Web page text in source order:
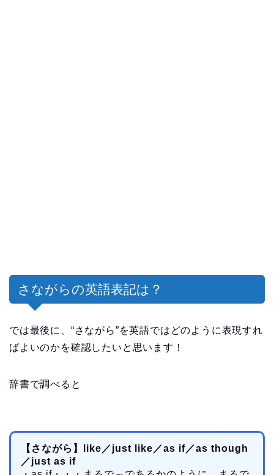
さながらの英語表記は？
では最後に、“さながら”を英語ではどのように表現すれ
ばよいのかを確認したいと思います！
辞書で調べると
【さながら】like／just like／as if／as though
／just as if